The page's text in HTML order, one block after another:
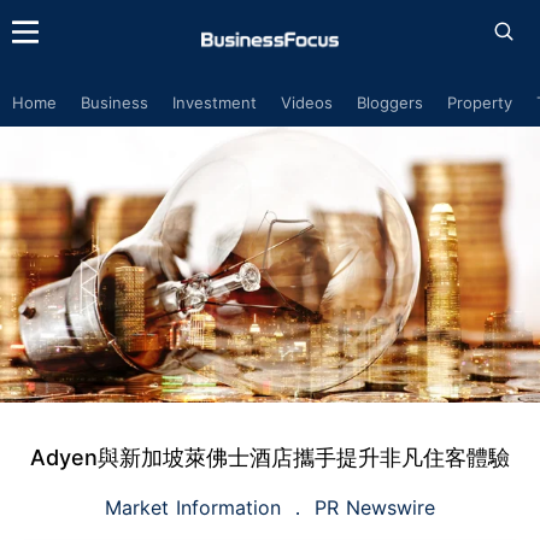
Home Business Investment Videos Bloggers Property
Adyen與新加坡萊佛士酒店攜手提升非凡住客體驗
Market Information PR Newswire